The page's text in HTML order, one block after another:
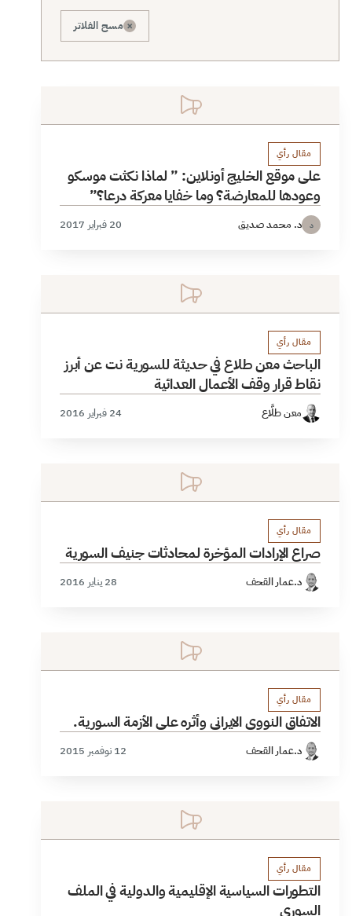
× مسح الفلاتر
مقال رأي
على موقع الخليج أونلاين: ” لماذا نكثت موسكو
وعودها للمعارضة؟ وما خفايا معركة درعا؟”
د د. محمد صديق 20 فبراير 2017
مقال رأي
الباحث معن طلاع في حديثة للسورية نت عن أبرز
نقاط قرار وقف الأعمال العدائية
معن طلَّاع 24 فبراير 2016
مقال رأي
صراع الإرادات المؤخرة لمحادثات جنيف السورية
د.عمار القحف 28 يناير 2016
مقال رأي
الاتفاق النووي الايراني وأثره على الأزمة السورية.
د.عمار القحف 12 نوفمبر 2015
مقال رأي
التطورات السياسية الإقليمية والدولية في الملف
السوري